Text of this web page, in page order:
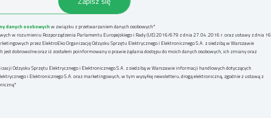
danych osobowychw związku z przetwarzaniem danych osobowych*
w rozumieniu Rozporządzenia Parlamentu Europejskiego i Rady (UE) 2016/679 z dnia 27.04.2016 r. oraz ustawy z dnia 16
przez ElektroEko Organizację Odzysku Sprzętu Elektrycznego i Elektronicznego S.A. z siedzibą w Warszawie
jest dobrowolne oraz iż zostałem poinformowany o prawie żądania dostępu do moich danych osobowych, ich zmiany oraz
Odzysku Sprzętu Elektrycznego i Elektronicznego S.A. z siedzibą w Warszawie informacji handlowych dotyczących
i Elektronicznego S.A. oraz marketingowych, w tym wysyłkę newsletteru, drogą elektroniczną, zgodnie z ustawą z